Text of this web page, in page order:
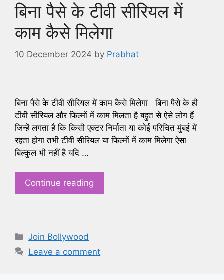
बिना पैसे के टीवी सीरियल में
काम कैसे मिलेगा
10 December 2024 by Prabhat
बिना पैसे के टीवी सीरियल में काम कैसे मिलेगा बिना पैसे के ही
टीवी सीरियल और फिल्मों में काम मिलता है बहुत से ऐसे लोग हैं
जिन्हें लगता है कि किसी एक्टर निर्माता या कोई परिचित मुंबई में
रहता होगा तभी टीवी सीरियल या फिल्मों में काम मिलेगा ऐसा
बिल्कुल भी नहीं है यदि …
Continue reading
Categories
Join Bollywood
Leave a comment